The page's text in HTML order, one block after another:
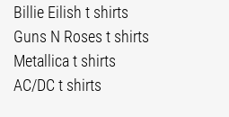
Billie Eilish t shirts
Guns N Roses t shirts
Metallica t shirts
AC/DC t shirts